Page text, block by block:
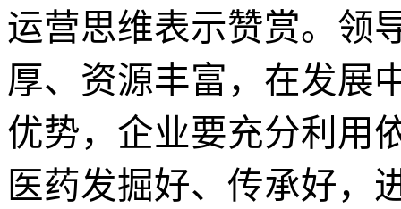
运营思维表示赞赏。领
厚、资源丰富，在发展
优势，企业要充分利用
医药发掘好、传承好，